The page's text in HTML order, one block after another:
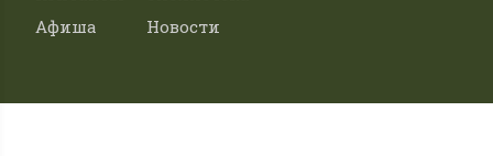
Афиша
Новости